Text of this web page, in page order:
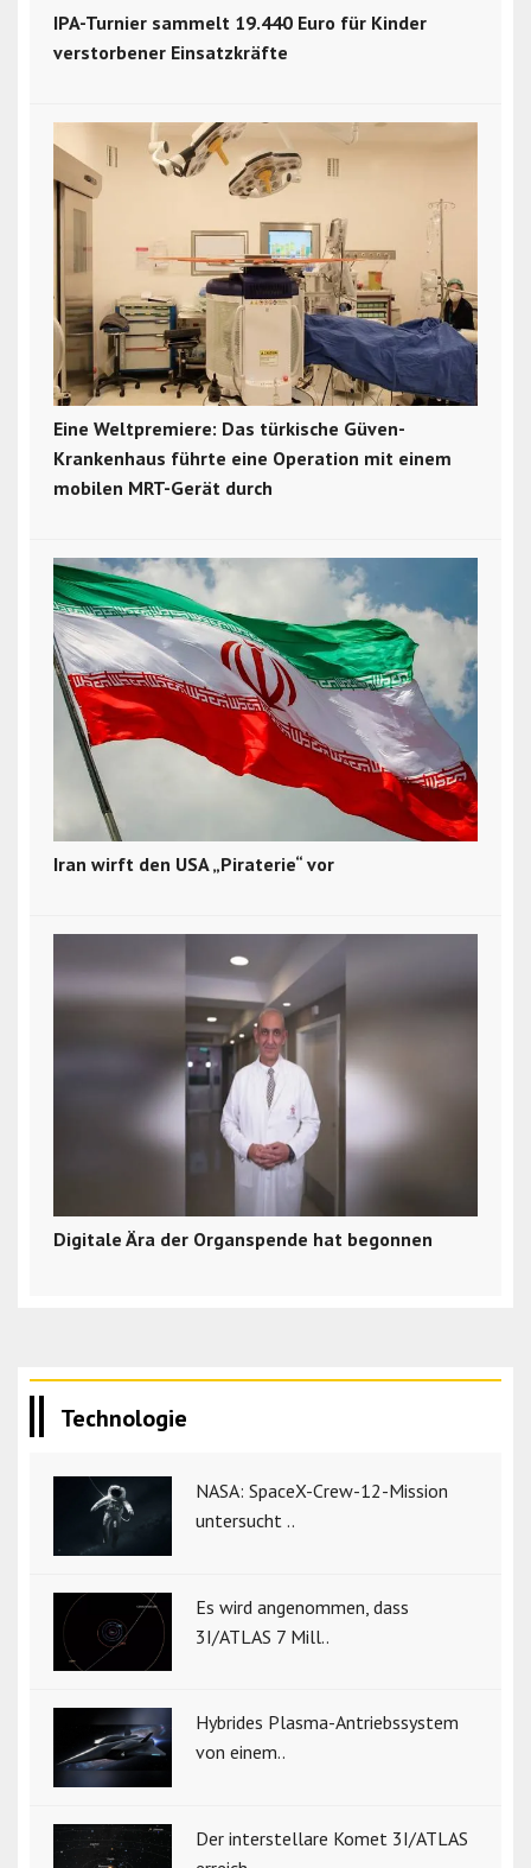
IPA-Turnier sammelt 19.440 Euro für Kinder
verstorbener Einsatzkräfte
Eine Weltpremiere: Das türkische Güven-
Krankenhaus führte eine Operation mit einem
mobilen MRT-Gerät durch
Iran wirft den USA „Piraterie“ vor
Digitale Ära der Organspende hat begonnen
Technologie
NASA: SpaceX-Crew-12-Mission
untersucht ..
Es wird angenommen, dass
3I/ATLAS 7 Mill..
Hybrides Plasma-Antriebssystem
von einem..
Der interstellare Komet 3I/ATLAS